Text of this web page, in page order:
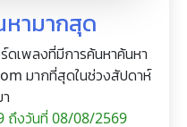
ามากสุด
ดเพลงที่มีการค้นหาค้นหา
มากที่สุดในช่วงสัปดาห์
ถึงวันที่ 08/08/2569